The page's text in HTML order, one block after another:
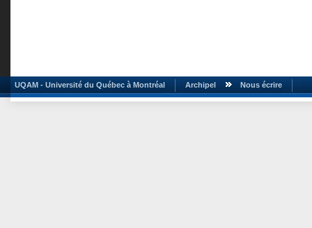
UQAM - Université du Québec à Montréal Archipel Nous écrire